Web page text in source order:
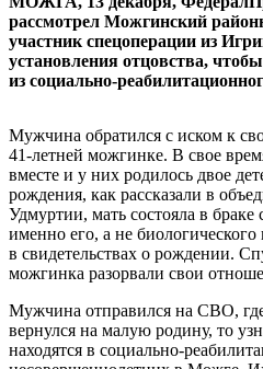
рассмотрел Можгинский
участник спецоперации из
установления отцовства,
из социально-
Мужчина обратился с иском к
41-летней можгинке. В свое
вместе и у них родилось двое
рождения, как рассказали в
Удмуртии, мать состояла в
именно его, а не биологического
в свидетельствах о рождении.
можгинка разорвали свои
Мужчина отправился на СВО,
вернулся на малую родину, то
находятся в социально-